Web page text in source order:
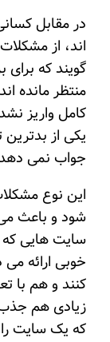
در مقابل
اند، از
گویند که
منتظر مانده
کامل واریز
یکی از
جواب نمی
این نوع
شود و باعث
سایت هایی که
خوبی ارائه
کنند و هم با
زیادی هم
که یک سایت